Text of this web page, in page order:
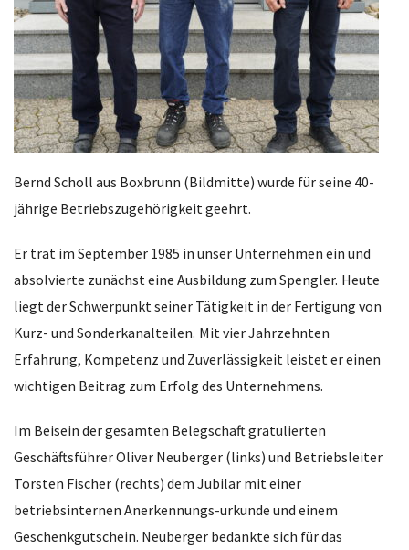
Bernd Scholl aus Boxbrunn (Bildmitte) wurde für seine 40-
jährige Betriebszugehörigkeitgeehrt.
Er trat im September 1985 in unser Unternehmen ein und
absolvierte zunächst eine Ausbildung zum Spengler. Heute
liegt der Schwerpunkt seiner Tätigkeit in der Fertigung von
Kurz- und Sonderkanalteilen. Mitvier Jahrzehnten
Erfahrung, Kompetenz und Zuverlässigkeit leistet er einen
wichtigen Beitrag zum Erfolg des Unternehmens.
Im Beisein der gesamten Belegschaft gratulierten
Geschäftsführer Oliver Neuberger (links) und Betriebsleiter
Torsten Fischer (rechts) dem Jubilar mit einer
betriebsinternen Anerkennungs-urkunde und einem
Geschenkgutschein. Neuberger bedankte sich für das